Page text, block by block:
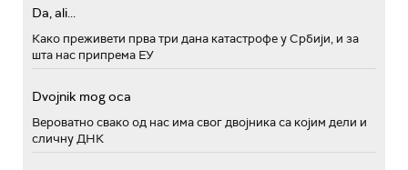
Da, ali...
Како преживети прва три дана катастрофе у Србији, и за
шта нас припрема ЕУ
Dvojnik mog oca
Вероватно свако од нас има свог двојника са којим дели и
сличну ДНК